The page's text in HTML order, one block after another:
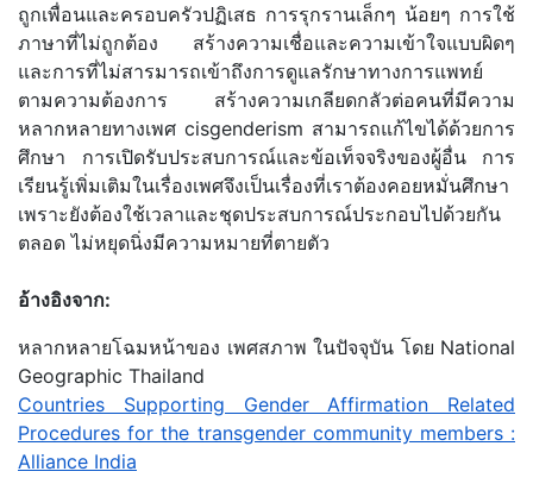
ถูกเพื่อนและครอบครัวปฏิเสธ การรุกรานเล็กๆ น้อยๆ การใช้
ภาษาที่ไม่ถูกต้อง สร้างความเชื่อและความเข้าใจแบบผิดๆ
และการที่ไม่สารมารถเข้าถึงการดูแลรักษาทางการแพทย์
ตามความต้องการ สร้างความเกลียดกลัวต่อคนที่มีความ
หลากหลายทางเพศ cisgenderism สามารถแก้ไขได้ด้วยการ
ศึกษา การเปิดรับประสบการณ์และข้อเท็จจริงของผู้อื่น การ
เรียนรู้เพิ่มเติมในเรื่องเพศจึงเป็นเรื่องที่เราต้องคอยหมั่นศึกษา
เพราะยังต้องใช้เวลาและชุดประสบการณ์ประกอบไปด้วยกัน
ตลอด ไม่หยุดนิ่งมีความหมายที่ตายตัว
อ้างอิงจาก:
หลากหลายโฉมหน้าของ เพศสภาพ ในปัจจุบัน โดย National
Geographic Thailand
Countries Supporting Gender Affirmation Related
Procedures for the transgender community members :
Alliance India